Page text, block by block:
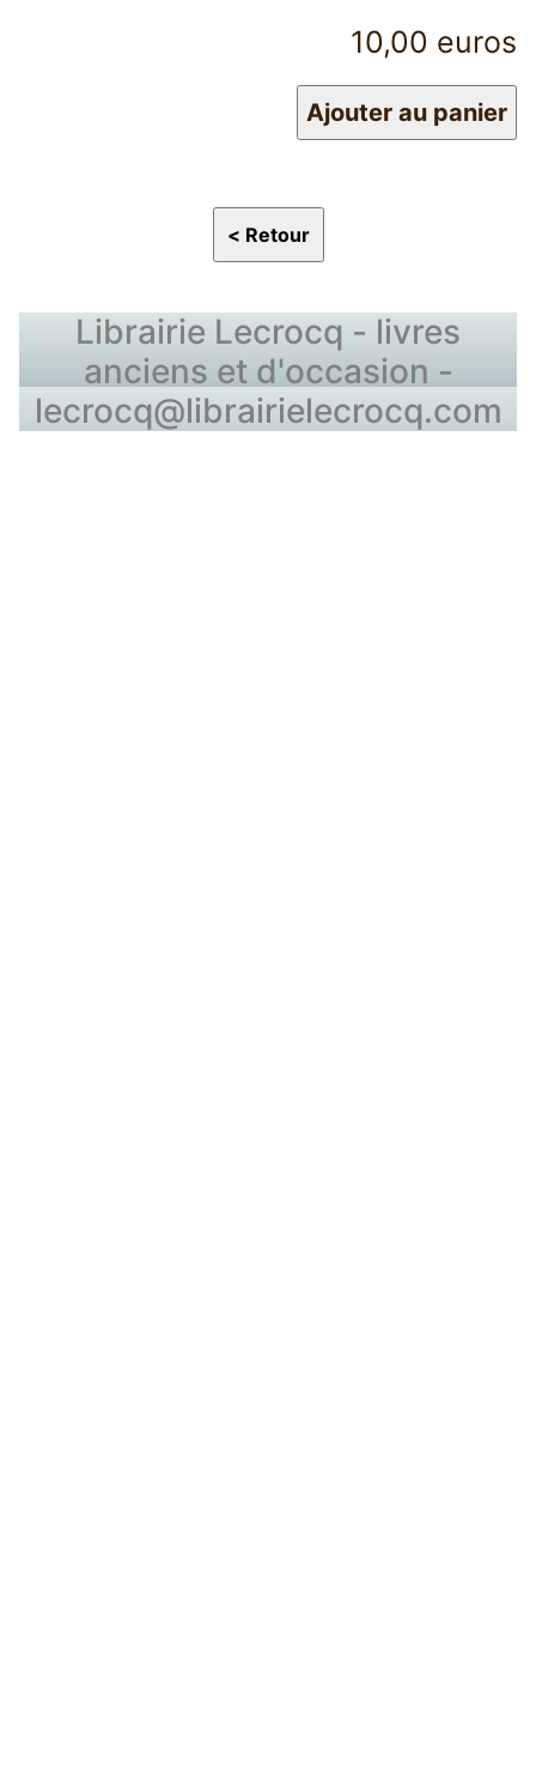
10,00 euros
Librairie Lecrocq - livres
anciens et d'occasion -
lecrocq@librairielecrocq.com